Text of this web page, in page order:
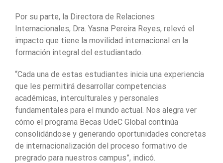
Por su parte, la Directora de Relaciones
Internacionales, Dra. Yasna Pereira Reyes, relevó el
impacto que tiene la movilidad internacional en la
formación integral del estudiantado.
“Cada una de estas estudiantes inicia una experiencia
que les permitirá desarrollar competencias
académicas, interculturales y personales
fundamentales para el mundo actual. Nos alegra ver
cómo el programa Becas UdeC Global continúa
consolidándose y generando oportunidades concretas
de internacionalización del proceso formativo de
pregrado para nuestros campus”, indicó.